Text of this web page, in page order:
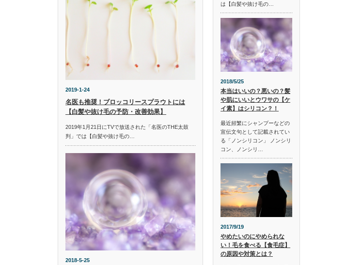
2019-1-24
名医も推奨！ブロッコリースプラウトには
【白髪や抜け毛の予防・改善効果】
2019年1月21日にTVで放送された「名医のTHE太鼓
判」では【白髪や抜け毛の…
2018-5-25
は【白髪や抜け毛の…
2018/5/25
本当はいいの？悪いの？髪
や肌にいいとウワサの【ケ
イ素】はシリコン？！
最近頻繁にシャンプーなどの
宣伝文句として記載されてい
る「ノンシリコン」 ノンシリ
コン、ノンシリ…
2017/9/19
やめたいのにやめられな
い！毛を食べる【食毛症】
の原因や対策とは？